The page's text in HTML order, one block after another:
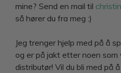
mine? Send en mail til
så hører du fra meg :)
Jeg trenger hjelp med på å
og er på jakt etter noen
distributør! Vil du bli med på